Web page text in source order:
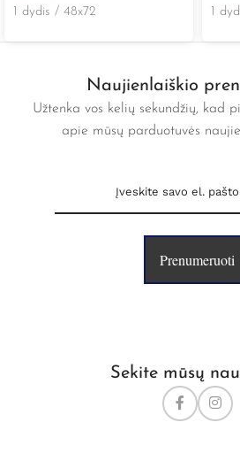
1 dydis / 48x72 1
Naujienlaiškio
Užtenka vos kelių sekundžių, kad
apie mūsų parduotuvės
Prenumeruoti
Sekite mūsų